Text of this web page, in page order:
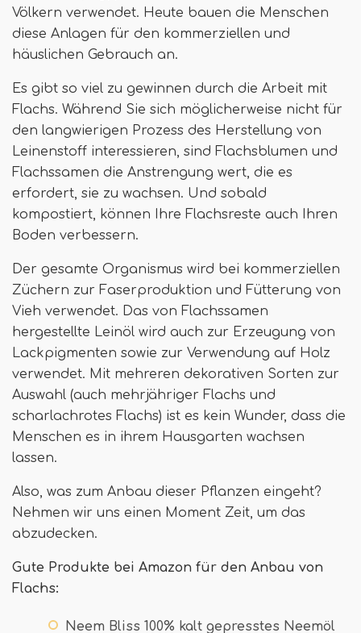
Völkern verwendet. Heute bauen die Menschen
diese Anlagen für den kommerziellen und
häuslichen Gebrauch an.
Es gibt so viel zu gewinnen durch die Arbeit mit
Flachs. Während Sie sich möglicherweise nicht für
den langwierigen Prozess des Herstellung von
Leinenstoff interessieren, sind Flachsblumen und
Flachssamen die Anstrengung wert, die es
erfordert, sie zu wachsen. Und sobald
kompostiert, können Ihre Flachsreste auch Ihren
Boden verbessern.
Der gesamte Organismus wird bei kommerziellen
Züchern zur Faserproduktion und Fütterung von
Vieh verwendet. Das von Flachssamen
hergestellte Leinöl wird auch zur Erzeugung von
Lackpigmenten sowie zur Verwendung auf Holz
verwendet. Mit mehreren dekorativen Sorten zur
Auswahl (auch mehrjähriger Flachs und
scharlachrotes Flachs) ist es kein Wunder, dass die
Menschen es in ihrem Hausgarten wachsen
lassen.
Also, was zum Anbau dieser Pflanzen eingeht?
Nehmen wir uns einen Moment Zeit, um das
abzudecken.
Gute Produkte bei Amazon für den Anbau von
Flachs:
Neem Bliss 100% kalt gepresstes Neemöl